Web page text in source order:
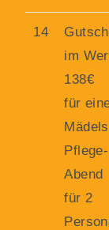
14
im
138€
für
Mädels
Pflege-
Abend
für 2